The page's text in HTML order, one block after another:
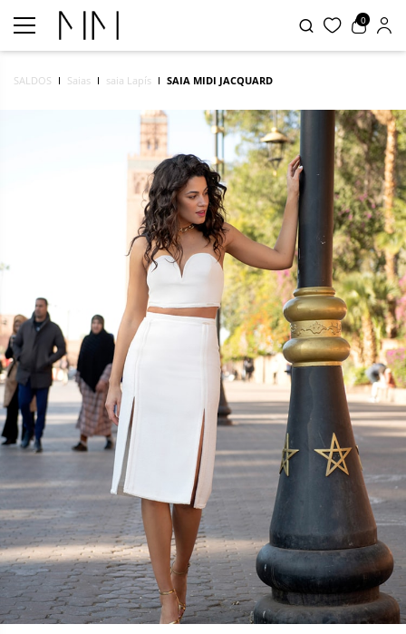
0
SALDOS Saias saia Lapís SAIA MIDI JACQUARD